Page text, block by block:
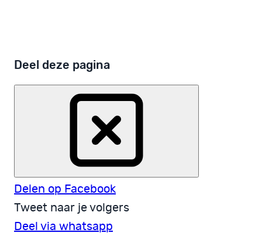
Deel deze pagina
Delen op Facebook
Tweet naar je volgers
Deel via whatsapp